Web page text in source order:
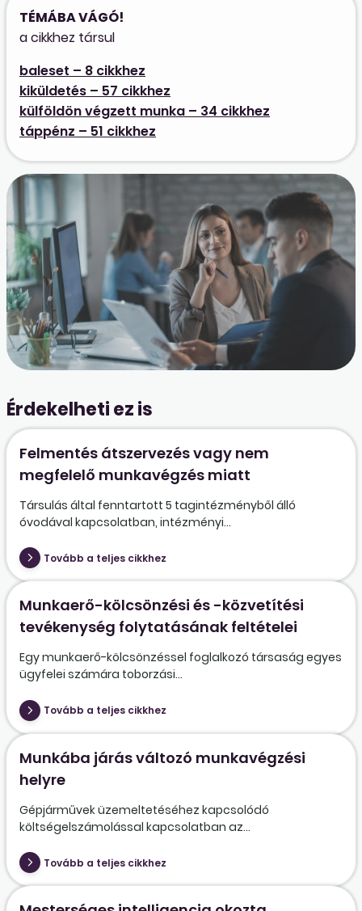
TÉMÁBA VÁGÓ!
a cikkhez társul
baleset – 8 cikkhez
kiküldetés – 57 cikkhez
külföldön végzett munka – 34 cikkhez
táppénz – 51 cikkhez
Érdekelheti ez is
Felmentés átszervezés vagy nem
megfelelő munkavégzés miatt
Társulás által fenntartott 5 tagintézményből álló
óvodával kapcsolatban, intézményi...
Tovább a teljes cikkhez
Munkaerő-kölcsönzési és -közvetítési
tevékenység folytatásának feltételei
Egy munkaerő-kölcsönzéssel foglalkozó társaság egyes
ügyfelei számára toborzási...
Tovább a teljes cikkhez
Munkába járás változó munkavégzési
helyre
Gépjárművek üzemeltetéséhez kapcsolódó
költségelszámolással kapcsolatban az...
Tovább a teljes cikkhez